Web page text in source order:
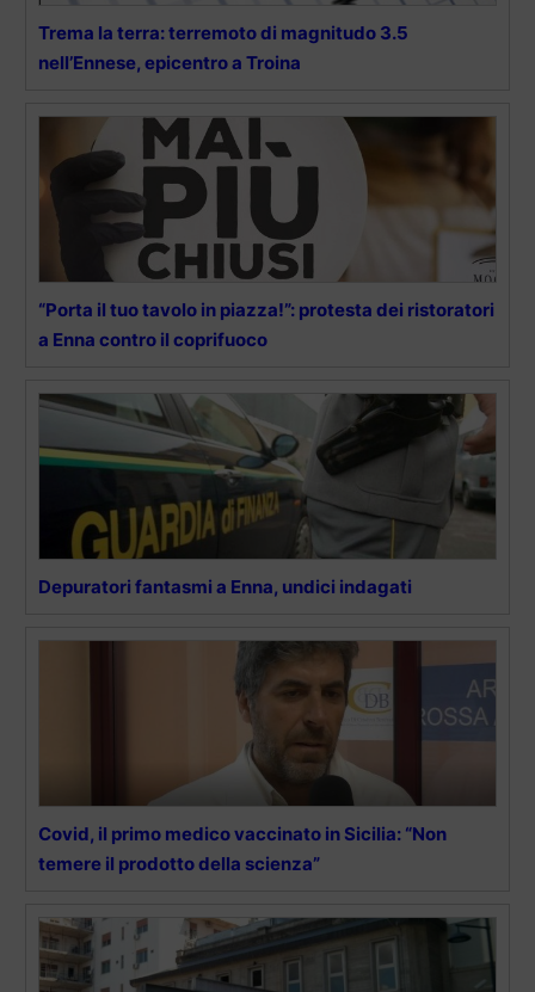
Trema la terra: terremoto di magnitudo 3.5
nell’Ennese, epicentro a Troina
“Porta il tuo tavolo in piazza!”: protesta dei ristoratori
a Enna contro il coprifuoco
Depuratori fantasmi a Enna, undici indagati
Covid, il primo medico vaccinato in Sicilia: “Non
temere il prodotto della scienza”